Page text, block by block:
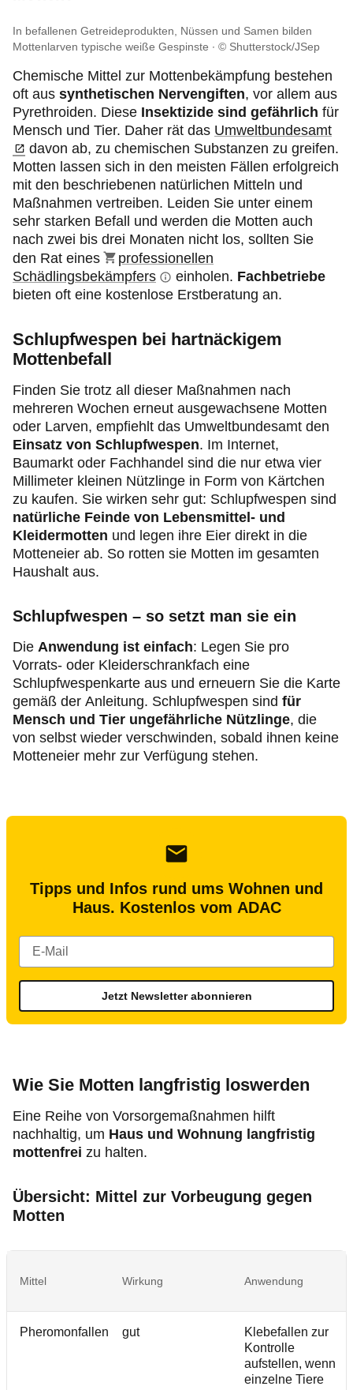
In befallenen Getreideprodukten, Nüssen und Samen bilden
Mottenlarven typische weiße Gespinste
© Shutterstock/JSep
Chemische Mittel zur Mottenbekämpfung bestehen
oft aus synthetischen Nervengiften, vor allem aus
Pyrethroiden. Diese Insektizide sind gefährlich für
Mensch und Tier. Daher rät das Umweltbundesamt
davon ab, zu chemischen Substanzen zu greifen.
Motten lassen sich in den meisten Fällen erfolgreich
mit den beschriebenen natürlichen Mitteln und
Maßnahmen vertreiben. Leiden Sie unter einem
sehr starken Befall und werden die Motten auch
nach zwei bis drei Monaten nicht los, sollten Sie
den Rat eines
professionellen
Schädlingsbekämpfers
einholen. Fachbetriebe
bieten oft eine kostenlose Erstberatung an.
Schlupfwespen bei hartnäckigem
Mottenbefall
Finden Sie trotz all dieser Maßnahmen nach
mehreren Wochen erneut ausgewachsene Motten
oder Larven, empfiehlt das Umweltbundesamt den
Einsatz von Schlupfwespen. Im Internet,
Baumarkt oder Fachhandel sind die nur etwa vier
Millimeter kleinen Nützlinge in Form von Kärtchen
zu kaufen. Sie wirken sehr gut: Schlupfwespen sind
natürliche Feinde von Lebensmittel- und
Kleidermotten und legen ihre Eier direkt in die
Motteneier ab. So rotten sie Motten im gesamten
Haushalt aus.
Schlupfwespen – so setzt man sie ein
Die Anwendung ist einfach: Legen Sie pro
Vorrats- oder Kleiderschrankfach eine
Schlupfwespenkarte aus und erneuern Sie die Karte
gemäß der Anleitung. Schlupfwespen sind für
Mensch und Tier ungefährliche Nützlinge, die
von selbst wieder verschwinden, sobald ihnen keine
Motteneier mehr zur Verfügung stehen.
Tipps und Infos rund ums Wohnen und
Haus. Kostenlos vom ADAC
Jetzt Newsletter abonnieren
Wie Sie Motten langfristig loswerden
Eine Reihe von Vorsorgemaßnahmen hilft
nachhaltig, um Haus und Wohnung langfristig
mottenfrei zu halten.
Übersicht: Mittel zur Vorbeugung gegen
Motten
Mittel Wirkung Anwendung
Pheromonfallen gut
Klebefallen zur
Kontrolle
aufstellen, wenn
einzelne Tiere